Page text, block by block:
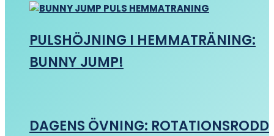
PULSHÖJNING I HEMMATRÄNING:
BUNNY JUMP!
DAGENS ÖVNING: ROTATIONSRODD